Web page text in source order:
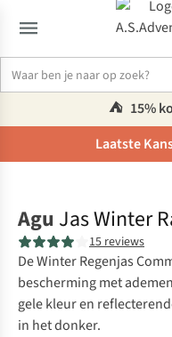
⛺️ 15%
Laatste
Agu Jas Winter
15 reviews
De Winter Regenjas
bescherming met
gele kleur en
in het donker.